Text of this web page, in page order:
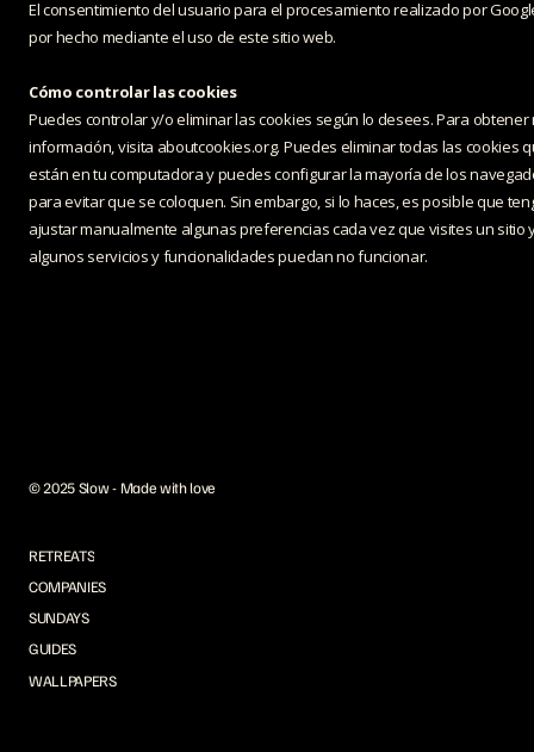
El consentimiento del usuario para el procesamiento realizado por
por hecho mediante el uso de este sitio web.
Cómo controlar las cookies
Puedes controlar y/o eliminar las cookies según lo desees. Para obtener
información, visita aboutcookies.org. Puedes eliminar todas las cookies
están en tu computadora y puedes configurar la mayoría de los
para evitar que se coloquen. Sin embargo, si lo haces, es posible que
ajustar manualmente algunas preferencias cada vez que visites un sitio
algunos servicios y funcionalidades puedan no funcionar.
© 2025 Slow - Made with love
RETREATS
COMPANIES
SUNDAYS
GUIDES
WALLPAPERS